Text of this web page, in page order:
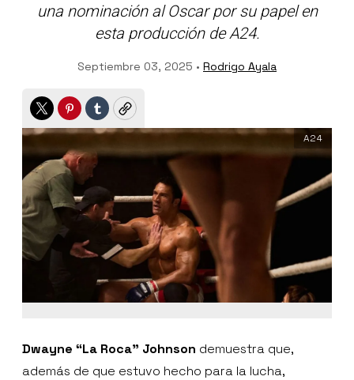
una nominación al Oscar por su papel en
esta producción de A24.
Septiembre 03, 2025 • Rodrigo Ayala
TwitterPinterest
TumblrCopy
A24
Dwayne “La Roca” Johnson demuestra que,
además de que estuvo hecho para la lucha,